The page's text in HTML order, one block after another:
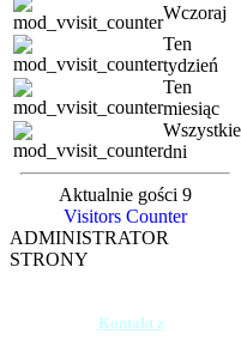
Wczoraj
Ten
tydzień
Ten
miesiąc
Wszystkie
dni
Aktualnie gości 9
Visitors Counter
ADMINISTRATOR
STRONY
Kontakt z